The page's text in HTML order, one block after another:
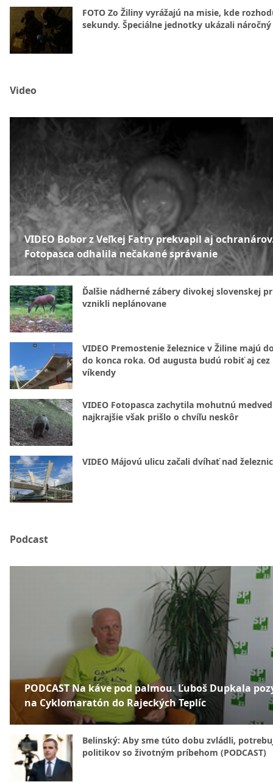
FOTO Zo Žiliny vyrážajú na misie, kde
sekundy. Špeciálne jednotky ukázali
Video
VIDEO Bobor z Veľkej Fatry prekvapil aj
Fotopasca odhalila nečakané správanie
Ďalšie nádherné zábery divokej slovenskej
vznikli neplánovane
VIDEO Premostenie železnice v Žiline majú
do konca roka. Od augusta budú robiť aj cez
víkendy
VIDEO Fotopasca zachytila mohutnú
najkrajšie však prišlo o chvíľu neskôr
VIDEO Májovú ulicu začali dvíhať nad
Podcast
PODCAST Na káve pod palmou. Ľuboš Dupkala
na Cyklomaratón do Rajeckých Teplíc
Belinský: Aby sme túto dobu zvládli,
politikov so životným príbehom (PODCAST)